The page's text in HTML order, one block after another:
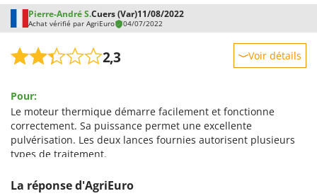
Pierre-André S.Cuers (Var)11/08/2022
Achat vérifié par AgriEuro 04/07/2022
2,3 Voir détails
Prestations
Facilité d'utilisation
Qualité / Prix
Facilité de montage
Emballage
Pour:
Le moteur thermique démarre facilement et fonctionne
correctement. Sa puissance permet une excellente
pulvérisation. Les deux lances fournies autorisent plusieurs
types de traitement.
Montage constructeur bâclé, il manquait une pièce
La réponse d'AgriEuro